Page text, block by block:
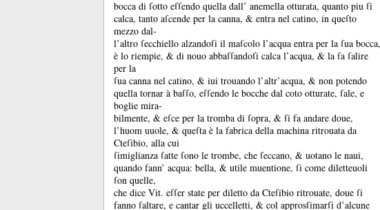
bocca di ſotto eſſendo quella dall’ anemella otturata, quanto piu ſi
calca, tanto aſcende per la canna, & entra nel catino, in queſto
mezzo dal-
l’altro ſecchiello alzandoſi il maſcolo l’acqua entra per la ſua bocca,
è lo riempie, & di nouo abbaſſandoſi calca l’acqua, & la ſa ſalire
per la
ſua canna nel catino, & iui trouando l’altr’acqua, & non potendo
quella tornar à baſſo, eſſendo le bocche dal coto otturate, ſale, e
boglie mira-
bilmente, & eſce per la tromba di ſopra, & ſi fa andare doue,
l’huom uuole, & queſta è la fabrica della machina ritrouata da
Cteſibio, alla cui
ſimiglianza ſatte ſono le trombe, che ſeccano, & uotano le naui,
quando fann’ acqua: bella, & utile muentione, ſi come diletteuoli
ſon quelle,
che dice Vit. eſſer state per diletto da Cteſibio ritrouate, doue ſi
fanno ſaltare, e cantar gli uccelletti, & col approsſimarſi d’alcune